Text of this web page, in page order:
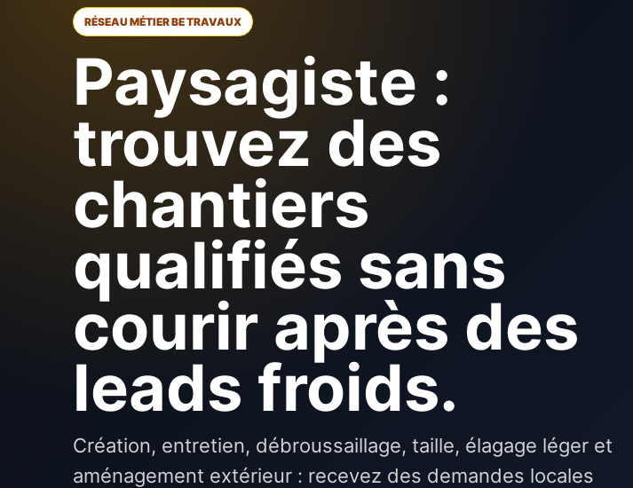
RÉSEAU MÉTIER BE TRAVAUX
Paysagiste :
trouvez des
chantiers
qualifiés sans
courir après des
leads froids.
Création, entretien, débroussaillage, taille, élagage léger et
aménagement extérieur : recevez des demandes locales